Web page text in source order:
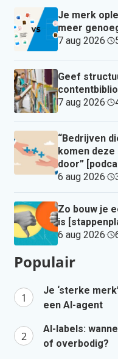
Je merk
meer
7 aug 2026·
Geef
7 aug 2026·
“Bedrijven
komen
door”
6 aug 2026·
Zo bouw je
is
6 aug 2026·
Populair
Je ‘sterke
een AI-agent
AI-labels:
of overbodig?